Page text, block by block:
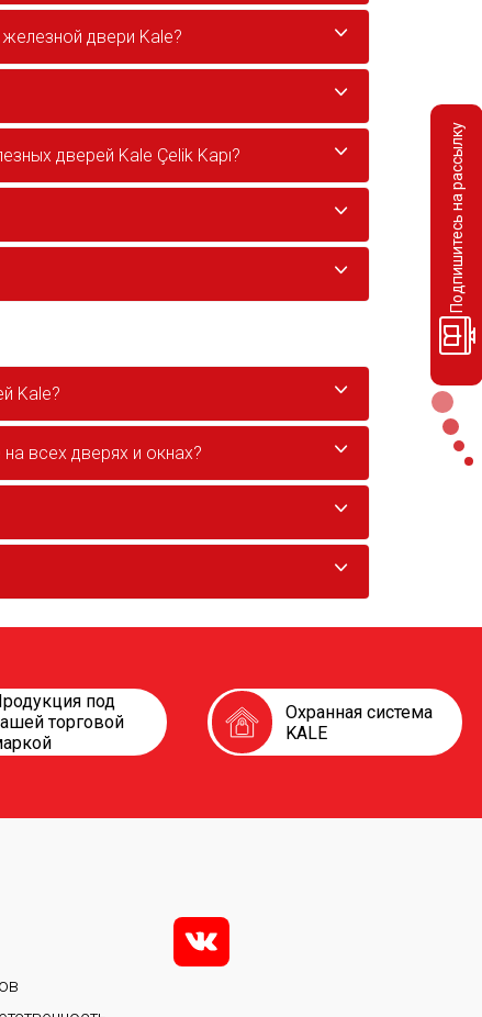
Подпишитесь на рассылку
двери Kale?
дверей Kale Çelik Kapı?
Kale?
всех дверях и окнах?
под
торговой
Охранная система
KALE
v